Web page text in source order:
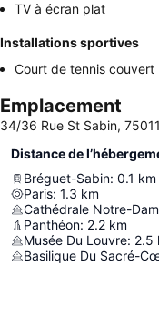
TV à écran plat
Installations sportives
Court de tennis couvert
Emplacement
34/36 Rue St Sabin,
Distance de
Bréguet-Sabin: 0.1 km
Paris: 1.3 km
Cathédrale Notre-
Panthéon: 2.2 km
Musée Du Louvre: 2.5
Basilique Du Sacré-